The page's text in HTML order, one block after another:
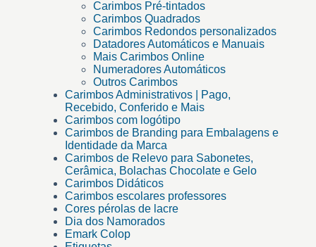
Carimbos Pré-tintados
Carimbos Quadrados
Carimbos Redondos personalizados
Datadores Automáticos e Manuais
Mais Carimbos Online
Numeradores Automáticos
Outros Carimbos
Carimbos Administrativos | Pago,
Recebido, Conferido e Mais
Carimbos com logótipo
Carimbos de Branding para Embalagens e
Identidade da Marca
Carimbos de Relevo para Sabonetes,
Cerâmica, Bolachas Chocolate e Gelo
Carimbos Didáticos
Carimbos escolares professores
Cores pérolas de lacre
Dia dos Namorados
Emark Colop